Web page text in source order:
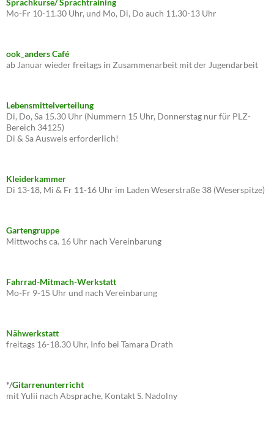
Sprachkurse/ Sprachtraining
Mo-Fr 10-11.30 Uhr, und Mo, Di, Do auch 11.30-13 Uhr
ook_anders Café
ab Januar wieder freitags in Zusammenarbeit mit der Jugendarbeit
Lebensmittelverteilung
Di, Do, Sa 15.30 Uhr (Nummern 15 Uhr, Donnerstag nur für PLZ-
Bereich 34125)
Di & Sa Ausweis erforderlich!
Kleiderkammer
Di 13-18, Mi & Fr 11-16 Uhr im Laden Weserstraße 38 (Weserspitze)
Gartengruppe
Mittwochs ca. 16 Uhr nach Vereinbarung
Fahrrad-Mitmach-Werkstatt
Mo-Fr 9-15 Uhr und nach Vereinbarung
Nähwerkstatt
freitags 16-18.30 Uhr, Info bei Tamara Drath
*/Gitarrenunterricht
mit Yulii nach Absprache, Kontakt S. Nadolny